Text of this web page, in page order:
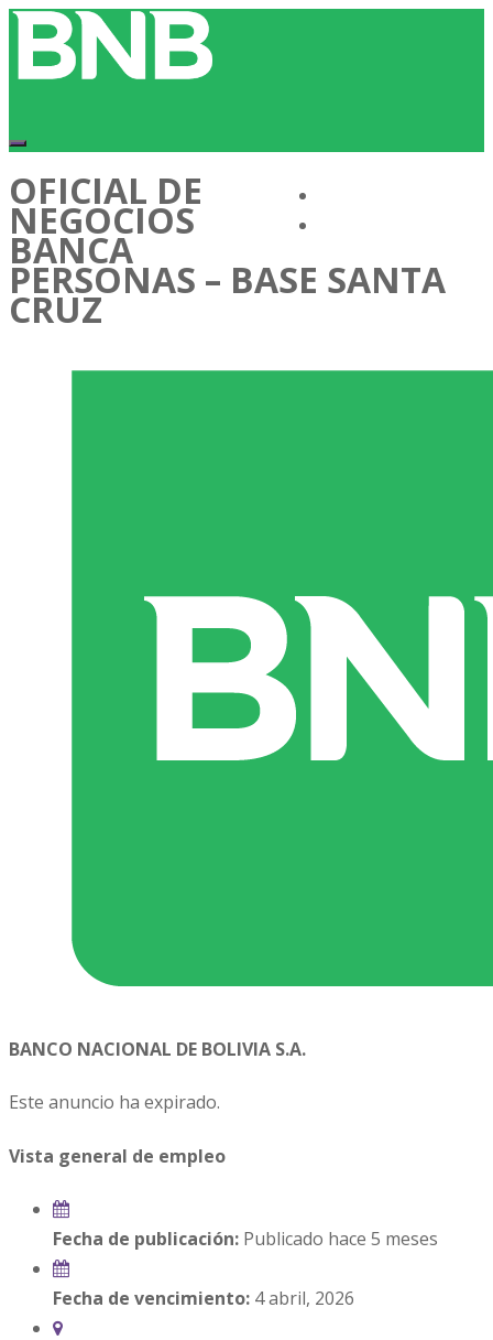
OFICIAL DE
NEGOCIOS
BANCA
PERSONAS – BASE SANTA
CRUZ
BANCO NACIONAL DE BOLIVIA S.A.
Este anuncio ha expirado.
Vista general de empleo
Fecha de publicación: Publicado hace 5 meses
Fecha de vencimiento: 4 abril, 2026